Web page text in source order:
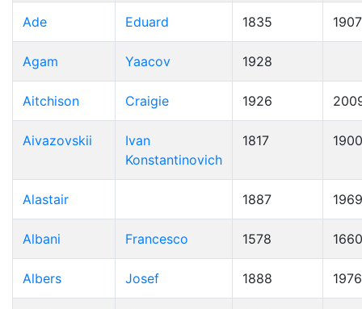
Ade Eduard 1835 1907
Agam Yaacov 1928
Aitchison Craigie 1926
Aivazovskii
Ivan
Konstantinovich
1817 1900
Alastair 1887 1969
Albani Francesco 1578 1660
Albers Josef 1888 1976